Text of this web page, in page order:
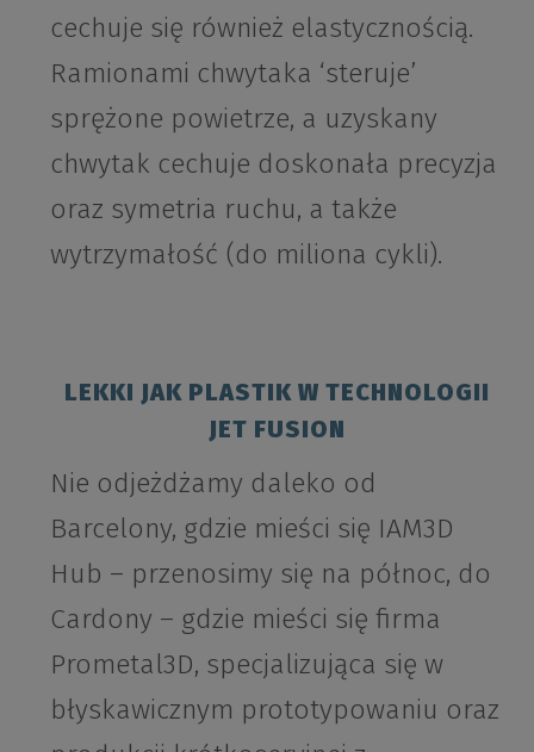
cechuje się również elastycznością.
Ramionami chwytaka ‘steruje’
sprężone powietrze, a uzyskany
chwytak cechuje doskonała precyzja
oraz symetria ruchu, a także
wytrzymałość (do miliona cykli).
LEKKI JAK PLASTIK W TECHNOLOGII
JET FUSION
Nie odjeżdżamy daleko od
Barcelony, gdzie mieści się IAM3D
Hub – przenosimy się na północ, do
Cardony – gdzie mieści się firma
Prometal3D, specjalizująca się w
błyskawicznym prototypowaniu oraz